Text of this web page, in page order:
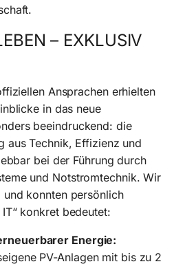
– EXKLUSIV
Ansprachen erhielten
in das neue
beeindruckend: die
aus Technik, Effizienz und
bei der Führung durch
und Notstromtechnik. Wir
konnten persönlich
konkret bedeutet:
Energie:
PV-Anlagen mit bis zu 2